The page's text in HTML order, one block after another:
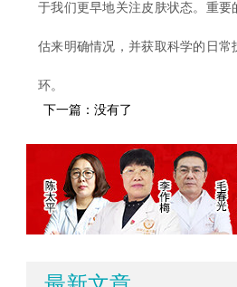
于我们更早地关注皮肤状态。重
估来明确情况，并获取科学的日
环。
下一篇：没有了